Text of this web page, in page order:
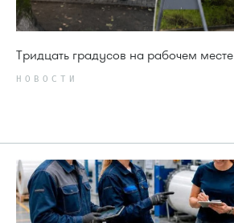
Тридцать градусов на рабочем месте
НОВОСТИ